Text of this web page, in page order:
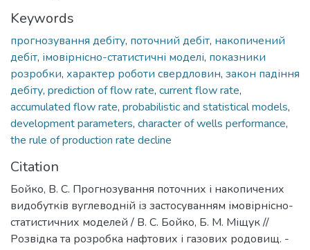
Keywords
прогнозування дебіту, поточний дебіт, накопичений
дебіт, імовірнісно-статистичні моделі, показники
розробки, характер роботи свердловин, закон падіння
дебіту, prediction of flow rate, current flow rate,
accumulated flow rate, probabilistic and statistical models,
development parameters, character of wells performance,
the rule of production rate decline
Citation
Бойко, В. С. Прогнозування поточних і накопичених
видобутків вуглеводній із застосуванням імовірнісно-
статистичних моделей / В. С. Бойко, Б. М. Міщук //
Розвідка та розробка нафтових і газових родовищ. -